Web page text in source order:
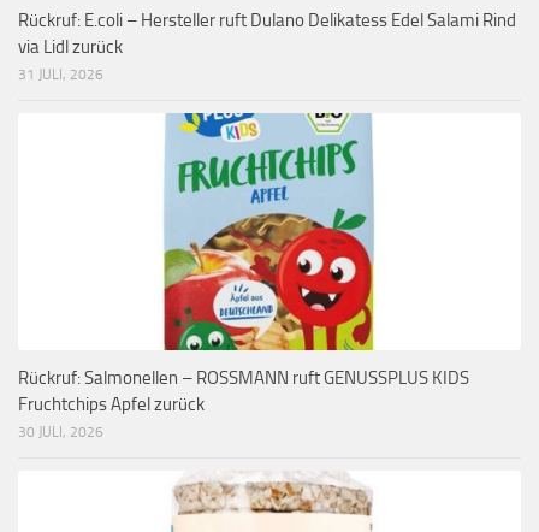
Rückruf: E.coli – Hersteller ruft Dulano Delikatess Edel Salami Rind
via Lidl zurück
31 JULI, 2026
Rückruf: Salmonellen – ROSSMANN ruft GENUSSPLUS KIDS
Fruchtchips Apfel zurück
30 JULI, 2026